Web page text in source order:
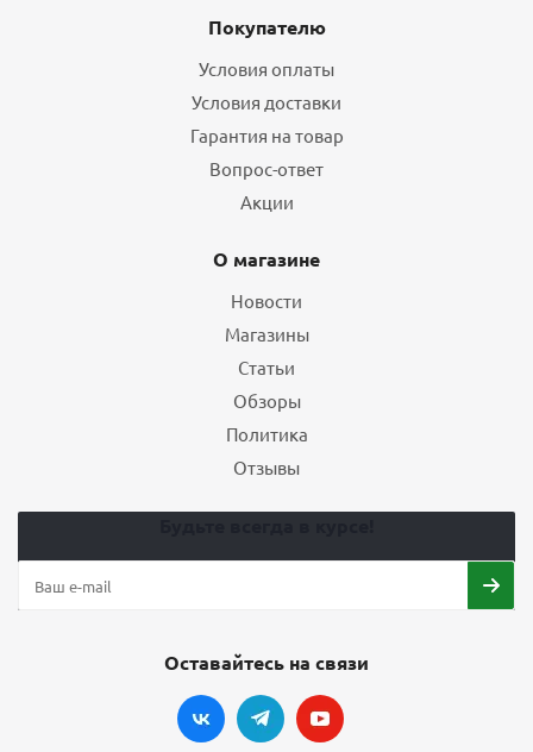
Покупателю
Условия оплаты
Условия доставки
Гарантия на товар
Вопрос-ответ
Акции
О магазине
Новости
Магазины
Статьи
Обзоры
Политика
Отзывы
Оставайтесь на связи